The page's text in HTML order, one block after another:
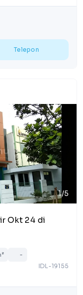
Telepon
1/5
Okt 24 di
-
IDL-19155